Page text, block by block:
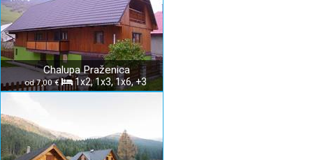
Chalupa Praženica
od 7,00 € 1x2, 1x3, 1x6, +3